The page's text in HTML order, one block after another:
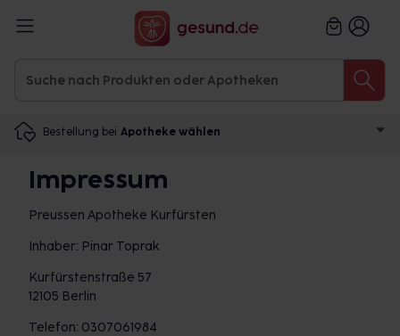
Bestellung bei Apotheke wählen
Impressum
Preussen Apotheke Kurfürsten
Inhaber: Pinar Toprak
Kurfürstenstraße 57
12105 Berlin
Telefon: 0307061984